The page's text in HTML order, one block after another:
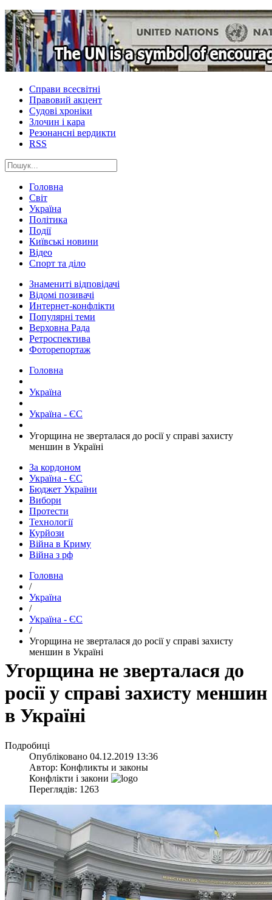
Справи всесвітні
Правовий акцент
Судові хроніки
Злочин і кара
Резонансні вердикти
RSS
Головна
Світ
Україна
Політика
Події
Київські новини
Відео
Спорт та діло
Знамениті відповідачі
Відомі позивачі
Интернет-конфлікти
Популярні теми
Верховна Рада
Ретроспектива
Фоторепортаж
Головна
Україна
Україна - ЄС
​Угорщина не зверталася до росії у справі захисту
меншин в Україні
За кордоном
Україна - ЄС
Бюджет України
Вибори
Протести
Технології
Курйози
Війна в Криму
Війна з рф
Головна
/
Україна
/
Україна - ЄС
/
​Угорщина не зверталася до росії у справі захисту
меншин в Україні
​Угорщина не зверталася до
росії у справі захисту меншин
в Україні
Подробиці
Опубліковано 04.12.2019 13:36
Автор: Конфликты и законы
Конфлікти і закони
Переглядів: 1263